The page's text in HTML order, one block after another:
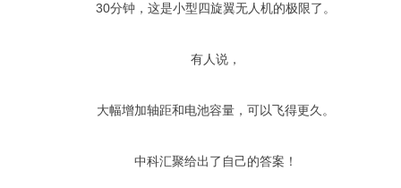
30分钟，这是小型四旋翼无人机的极限了。
有人说，
大幅增加轴距和电池容量，可以飞得更久。
中科汇聚给出了自己的答案！